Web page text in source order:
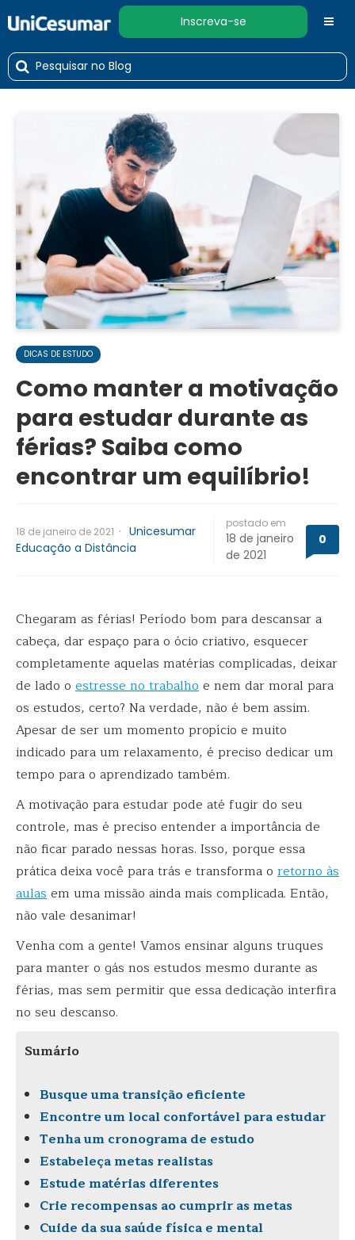
Inscreva-se
DICAS DE ESTUDO
Como manter a motivação
para estudar durante as
férias? Saiba como
encontrar um equilíbrio!
18 de janeiro de 2021 · Unicesumar
Educação a Distância
postado em
18 de janeiro
de 2021
0
Chegaram as férias! Período bom para descansar a
cabeça, dar espaço para o ócio criativo, esquecer
completamente aquelas matérias complicadas, deixar
de lado o estresse no trabalhoe nem dar moral para
os estudos, certo? Na verdade, não é bem assim.
Apesar de ser um momento propício e muito
indicado para um relaxamento, é preciso dedicar um
tempo para o aprendizado também.
A motivação para estudar pode até fugir do seu
controle, mas é preciso entender a importância de
não ficar parado nessas horas. Isso, porque essa
prática deixa você para trás e transforma o retorno às
aulasem uma missão ainda mais complicada. Então,
não vale desanimar!
Venha com a gente! Vamos ensinar alguns truques
para manter o gás nos estudos mesmo durante as
férias, mas sem permitir que essa dedicação interfira
no seu descanso.
Sumário
Busque uma transição eficiente
Encontre um local confortável para estudar
Tenha um cronograma de estudo
Estabeleça metas realistas
Estude matérias diferentes
Crie recompensas ao cumprir as metas
Cuide da sua saúde física e mental